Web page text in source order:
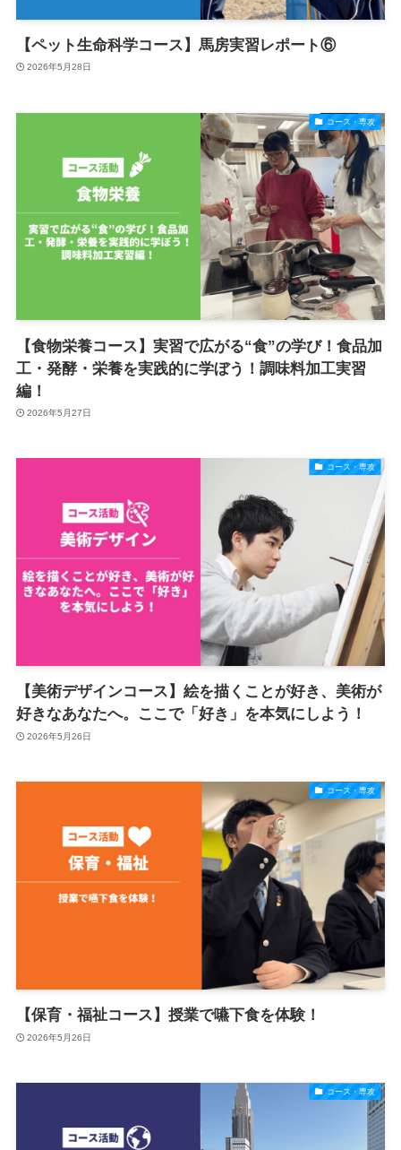
【ペット生命科学コース】馬房実習レポート⑥
2026年5月28日
コース・専攻
【食物栄養コース】実習で広がる“食”の学び！食品加
工・発酵・栄養を実践的に学ぼう！調味料加工実習
編！
2026年5月27日
コース・専攻
【美術デザインコース】絵を描くことが好き、美術が
好きなあなたへ。ここで「好き」を本気にしよう！
2026年5月26日
コース・専攻
【保育・福祉コース】授業で嚥下食を体験！
2026年5月26日
コース・専攻